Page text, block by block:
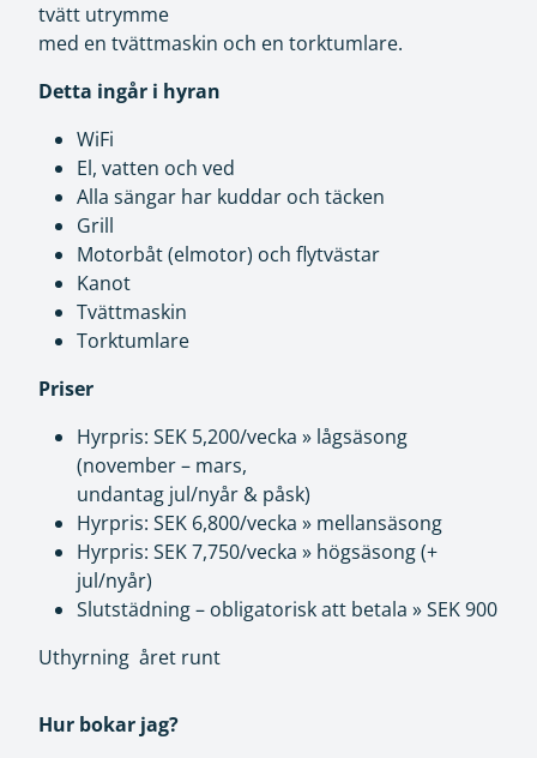
tvätt utrymme
med en tvättmaskin och en torktumlare.
Detta ingår i hyran
WiFi
El, vatten och ved
Alla sängar har kuddar och täcken
Grill
Motorbåt (elmotor) och flytvästar
Kanot
Tvättmaskin
Torktumlare
Priser
Hyrpris: SEK 5,200/vecka » lågsäsong
(november – mars,
undantag jul/nyår & påsk)
Hyrpris: SEK 6,800/vecka » mellansäsong
Hyrpris: SEK 7,750/vecka » högsäsong (+
jul/nyår)
Slutstädning – obligatorisk att betala » SEK 900
Uthyrning året runt
Hur bokar jag?